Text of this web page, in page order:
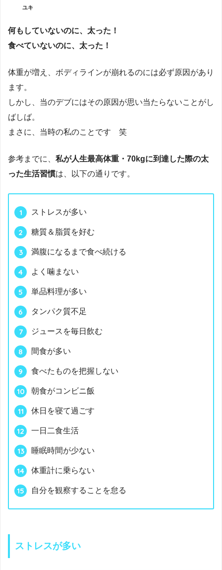
ユキ
何もしていないのに、太った！
食べていないのに、太った！
体重が増え、ボディラインが崩れるのには必ず原因があり
ます。
しかし、当のデブにはその原因が思い当たらないことがし
ばしば。
まさに、当時の私のことです 笑
参考までに、 私が人生最高体重・70kgに到達した際の太
った生活習慣は、以下の通りです。
ストレスが多い
糖質＆脂質を好む
満腹になるまで食べ続ける
よく噛まない
単品料理が多い
タンパク質不足
ジュースを毎日飲む
間食が多い
食べたものを把握しない
朝食がコンビニ飯
休日を寝て過ごす
一日二食生活
睡眠時間が少ない
体重計に乗らない
自分を観察することを怠る
ストレスが多い